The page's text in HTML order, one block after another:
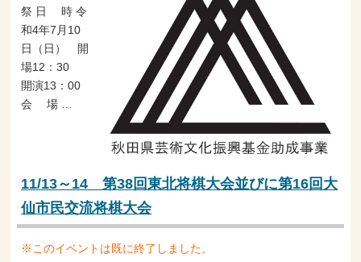
祭 日 時 令
和4年7月10
日（日） 開
場12：30
開演13：00
会 場 …
11/13～14 第38回東北将棋大会並びに第16回大
仙市民交流将棋大会
※このイベントは既に終了しました。